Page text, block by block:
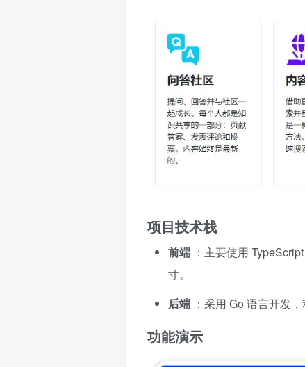
项目技术栈
前端 ：主要使用
寸。
后端 ：采用 Go 语言开发
功能演示